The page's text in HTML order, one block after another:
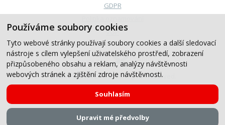
Používáme soubory cookies
Tyto webové stránky používají soubory cookies a další sledovací
nástroje s cílem vylepšení uživatelského prostředí, zobrazení
přizpůsobeného obsahu a reklam, analýzy návštěvnosti
webových stránek a zjištění zdroje návštěvnosti.
Souhlasím
Upravit mé předvolby
© 2019-2026, CB Auto, All Rights Reserved.
GDPR
VOP
Created by